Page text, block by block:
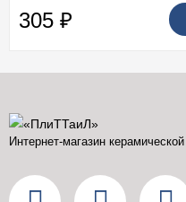
305 ₽
Интернет-магазин